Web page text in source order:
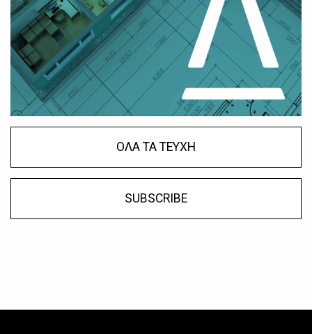
ΟΛΑ ΤΑ ΤΕΥΧΗ
SUBSCRIBE